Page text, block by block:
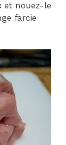
et nouez-le
farcie